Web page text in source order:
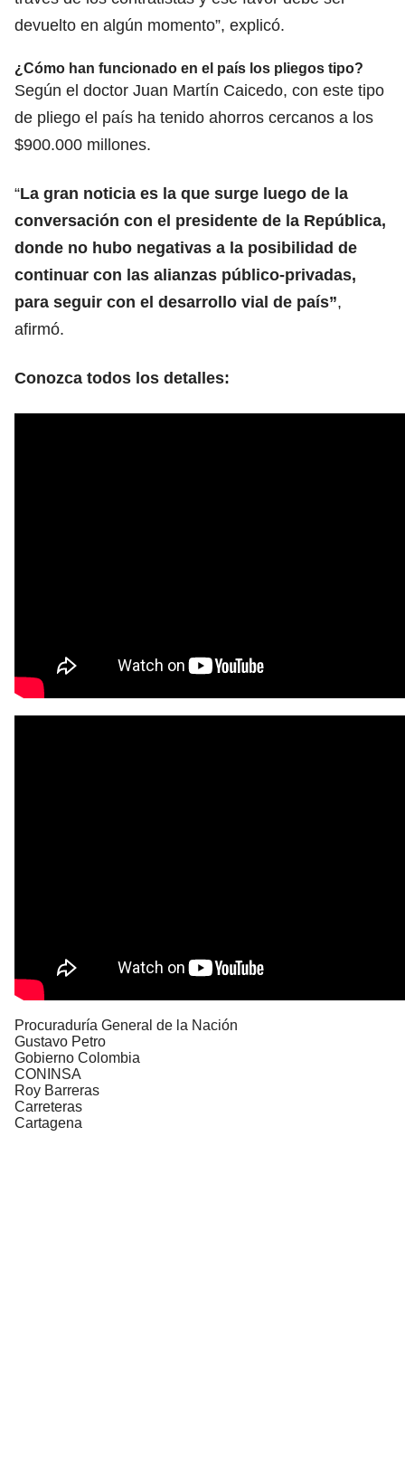
devuelto en algún momento”, explicó.
¿Cómo han funcionado en el país los pliegos tipo?
Según el doctor Juan Martín Caicedo, con este tipo
de pliego el país ha tenido ahorros cercanos a los
$900.000 millones.
“La gran noticia es la que surge luego de la
conversación con el presidente de la República,
donde no hubo negativas a la posibilidad de
continuar con las alianzas público-privadas,
para seguir con el desarrollo vial de país”,
afirmó.
Conozca todos los detalles:
Procuraduría General de la Nación
Gustavo Petro
Gobierno Colombia
CONINSA
Roy Barreras
Carreteras
Cartagena